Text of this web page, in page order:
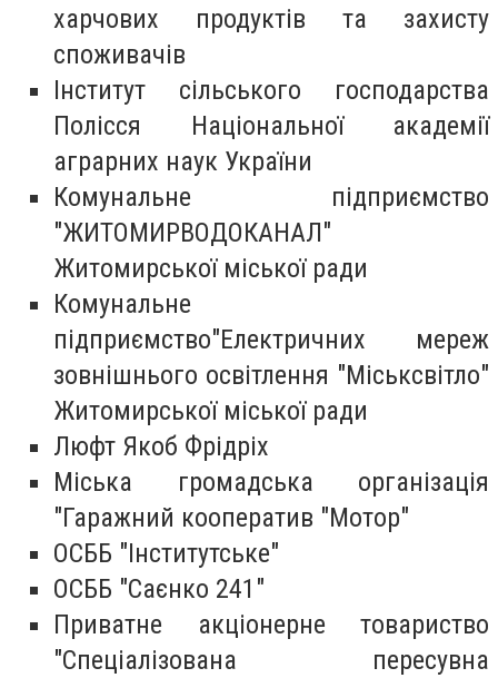
харчових продуктів та захисту
споживачів
Інститут сільського господарства
Полісся Національної академії
аграрних наук України
Комунальне підприємство
"ЖИТОМИРВОДОКАНАЛ"
Житомирської міської ради
Комунальне
підприємство"Електричних мереж
зовнішнього освітлення "Міськсвітло"
Житомирської міської ради
Люфт Якоб Фрідріх
Міська громадська організація
"Гаражний кооператив "Мотор"
ОСББ "Інститутське"
ОСББ "Саєнко 241"
Приватне акціонерне товариство
"Спеціалізована пересувна